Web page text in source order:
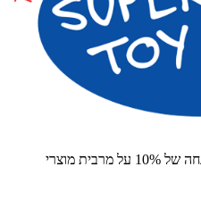
, מקנים לכם הנחה של 10% על מרבית מוצרי